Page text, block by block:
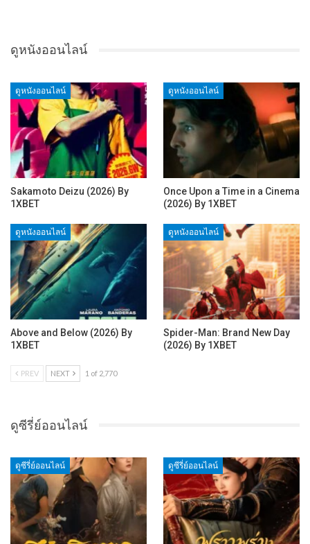
ดูหนังออนไลน์
ดูหนังออนไลน์
Sakamoto Deizu (2026) By
1XBET
ดูหนังออนไลน์
Once Upon a Time in a Cinema
(2026) By 1XBET
ดูหนังออนไลน์
Above and Below (2026) By
1XBET
ดูหนังออนไลน์
Spider-Man: Brand New Day
(2026) By 1XBET
PREV NEXT 1 of 2,770
ดูซีรี่ย์ออนไลน์
ดูซีรี่ย์ออนไลน์ ดูซีรี่ย์ออนไลน์